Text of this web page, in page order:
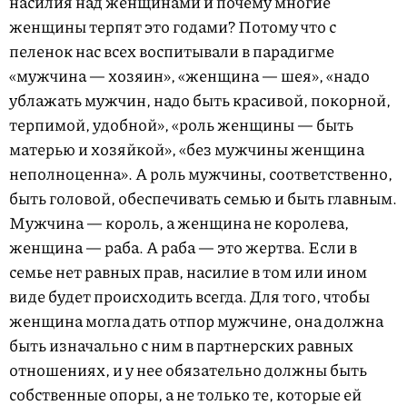
женщины терпят это годами? Потому что с
пеленок нас всех воспитывали в парадигме
«мужчина — хозяин», «женщина — шея», «надо
ублажать мужчин, надо быть красивой, покорной,
терпимой, удобной», «роль женщины — быть
матерью и хозяйкой», «без мужчины женщина
неполноценна». А роль мужчины, соответственно,
быть головой, обеспечивать семью и быть главным.
Мужчина — король, а женщина не королева,
женщина — раба. А раба — это жертва. Если в
семье нет равных прав, насилие в том или ином
виде будет происходить всегда. Для того, чтобы
женщина могла дать отпор мужчине, она должна
быть изначально с ним в партнерских равных
отношениях, и у нее обязательно должны быть
собственные опоры, а не только те, которые ей